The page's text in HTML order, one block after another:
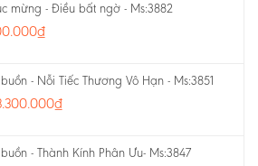
mừng - Điều bất ngờ - Ms:3882
₫
- Nỗi Tiếc Thương Vô Hạn - Ms:3851
₫
- Thành Kính Phân Ưu- Ms:3847